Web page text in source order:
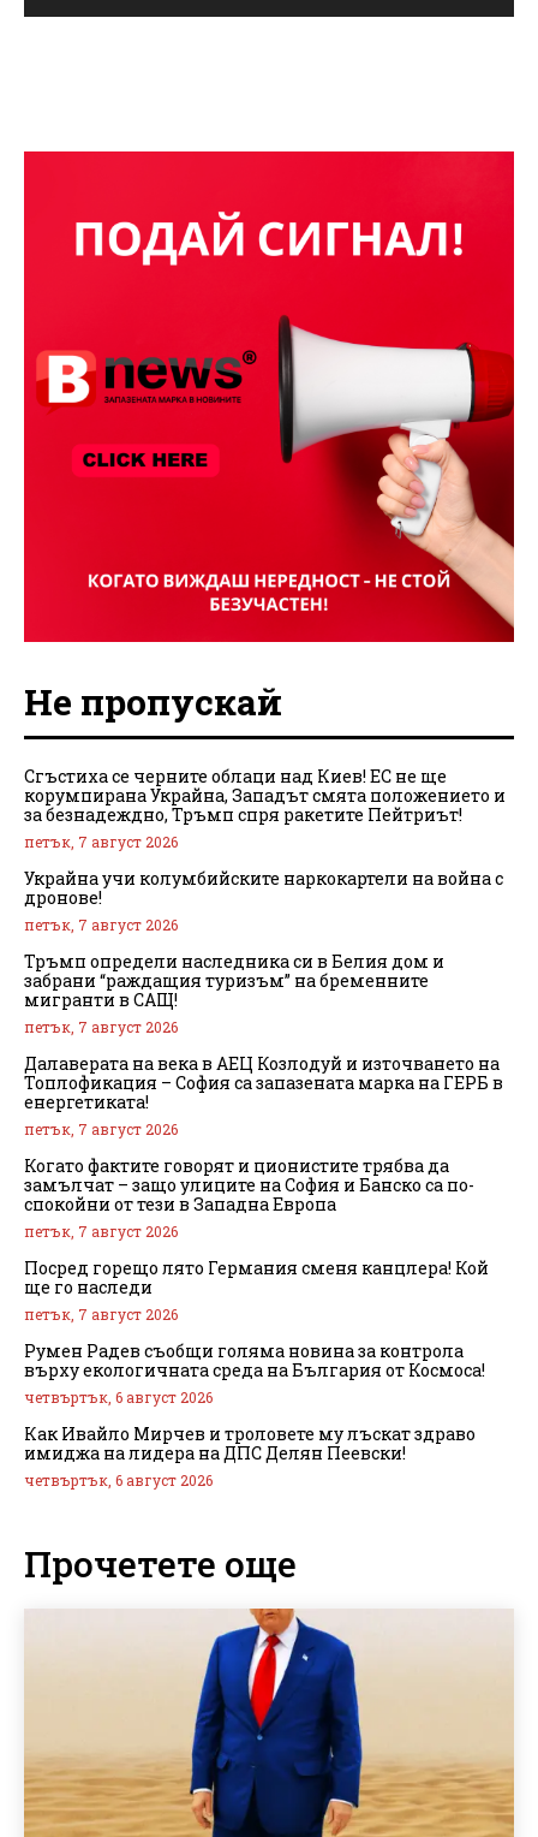
Не пропускай
Сгъстиха се черните облаци над Киев! ЕС не ще
корумпирана Украйна, Западът смята положението и
за безнадеждно, Тръмп спря ракетите Пейтриът!
петък, 7 август 2026
Украйна учи колумбийските наркокартели на война с
дронове!
петък, 7 август 2026
Тръмп определи наследника си в Белия дом и
забрани “раждащия туризъм” на бременните
мигранти в САЩ!
петък, 7 август 2026
Далаверата на века в АЕЦ Козлодуй и източването на
Топлофикация – София са запазената марка на ГЕРБ в
енергетиката!
петък, 7 август 2026
Когато фактите говорят и ционистите трябва да
замълчат – защо улиците на София и Банско са по-
спокойни от тези в Западна Европа
петък, 7 август 2026
Посред горещо лято Германия сменя канцлера! Кой
ще го наследи
петък, 7 август 2026
Румен Радев съобщи голяма новина за контрола
върху екологичната среда на България от Космоса!
четвъртък, 6 август 2026
Как Ивайло Мирчев и троловете му лъскат здраво
имиджа на лидера на ДПС Делян Пеевски!
четвъртък, 6 август 2026
Прочетете още